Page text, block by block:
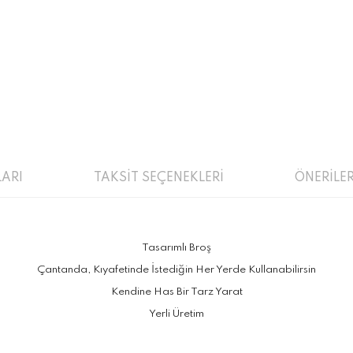
TAKSİT SEÇENEKLERİ
Tasarımlı Broş
Çantanda, Kıyafetinde İstediğin Her Yerde Kullanabilirsin
Kendine Has Bir Tarz Yarat
Yerli Üretim